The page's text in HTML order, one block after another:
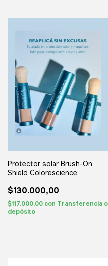
Protector solar Brush-On
Shield Colorescience
$130.000,00
$117.000,00 con Transferencia o
depósito